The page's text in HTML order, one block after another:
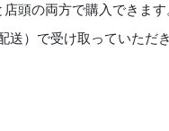
頭の両方で購入できます
）で受け取っていただき